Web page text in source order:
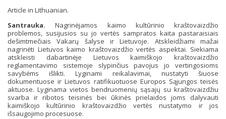
Article in Lithuanian.
Santrauka.Nagrinėjamos kaimo kultūrinio kraštovaizdžio
problemos, susijusios su jo vertės sampratos kaita pastaraisiais
dešimtmečiais Vakarų šalyse ir Lietuvoje. Atskleidžiami mažai
nagrinėti Lietuvos kaimo kraštovaizdžio vertės aspektai. Siekiama
atskleisti dabartinėje Lietuvos kaimiškojo kraštovaizdžio
reglamentavimo sistemoje slypinčius pavojus jo vertingosioms
savybėms išlikti. Lyginami reikalavimai, nustatyti šiuose
dokumentuose ir Lietuvos ratifikuotuose Europos Sąjungos teisės
aktuose. Lyginama vietos bendruomenių sąsajų su kraštovaizdžiu
svarba ir ribotos teisinės bei ūkinės prielaidos joms dalyvauti
kaimiškojo kultūrinio kraštovaizdžio vertės nustatymo ir jos
išsaugojimo procesuose.